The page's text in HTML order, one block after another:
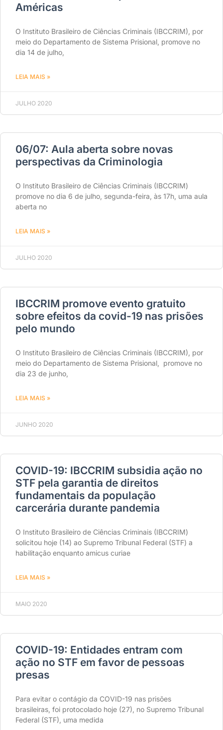
Américas
O Instituto Brasileiro de Ciências Criminais (IBCCRIM), por
meio do Departamento de Sistema Prisional, promove no
dia 14 de julho,
LEIA MAIS »
JULHO 2020
06/07: Aula aberta sobre novas
perspectivas da Criminologia
O Instituto Brasileiro de Ciências Criminais (IBCCRIM)
promove no dia 6 de julho, segunda-feira, às 17h, uma aula
aberta no
LEIA MAIS »
JULHO 2020
IBCCRIM promove evento gratuito
sobre efeitos da covid-19 nas prisões
pelo mundo
O Instituto Brasileiro de Ciências Criminais (IBCCRIM), por
meio do Departamento de Sistema Prisional, promove no
dia 23 de junho,
LEIA MAIS »
JUNHO 2020
COVID-19: IBCCRIM subsidia ação no
STF pela garantia de direitos
fundamentais da população
carcerária durante pandemia
O Instituto Brasileiro de Ciências Criminais (IBCCRIM)
solicitou hoje (14) ao Supremo Tribunal Federal (STF) a
habilitação enquanto amicus curiae
LEIA MAIS »
MAIO 2020
COVID-19: Entidades entram com
ação no STF em favor de pessoas
presas
Para evitar o contágio da COVID-19 nas prisões
brasileiras, foi protocolado hoje (27), no Supremo Tribunal
Federal (STF), uma medida